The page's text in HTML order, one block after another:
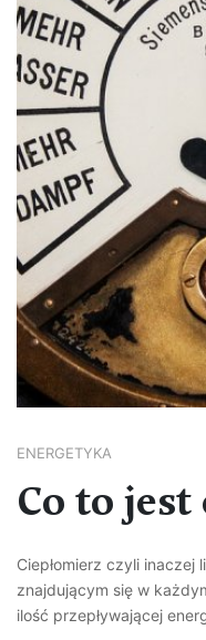
ENERGETYKA
Co to jest
Ciepłomierz czyli inaczej
znajdującym się w
ilość przepływającej